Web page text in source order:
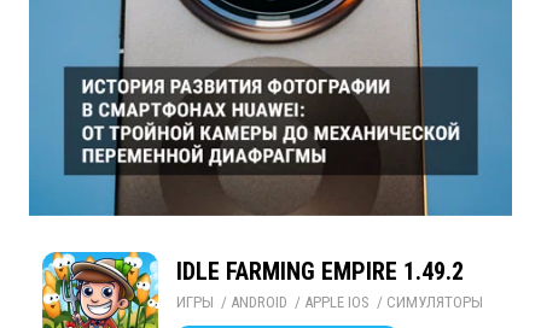
IDLE FARMING EMPIRE 1.49.2
ИГРЫ / ANDROID / APPLE IOS / СИМУЛЯТОРЫ